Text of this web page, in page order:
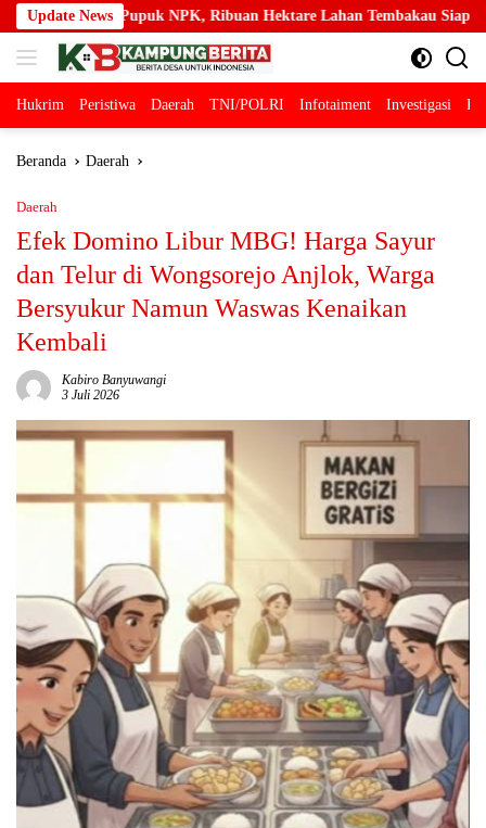
Langsung
ke
konten
Update News
Hektare Lahan Tembakau Siap Tingkatkan Produksi
Hukrim Peristiwa Daerah TNI/POLRI Infotaiment Investigasi
Beranda Daerah
Daerah
Efek Domino Libur MBG! Harga Sayur
dan Telur di Wongsorejo Anjlok, Warga
Bersyukur Namun Waswas Kenaikan
Kembali
Kabiro Banyuwangi
3 Juli 2026